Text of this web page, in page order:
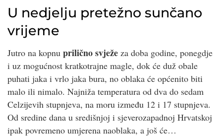
U nedjelju pretežno sunčano
vrijeme
Jutro na kopnu prilično svježe za doba godine, ponegdje
i uz mogućnost kratkotrajne magle, dok će duž obale
puhati jaka i vrlo jaka bura, no oblaka će općenito biti
malo ili nimalo. Najniža temperatura od dva do sedam
Celzijevih stupnjeva, na moru između 12 i 17 stupnjeva.
Od sredine dana u središnjoj i sjeverozapadnoj Hrvatskoj
ipak povremeno umjerena naoblaka, a još će…